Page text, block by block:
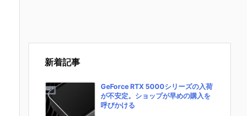
新着記事
GeForce RTX 5000シリーズの入荷
が不安定。ショップが早めの購入を
呼びかける